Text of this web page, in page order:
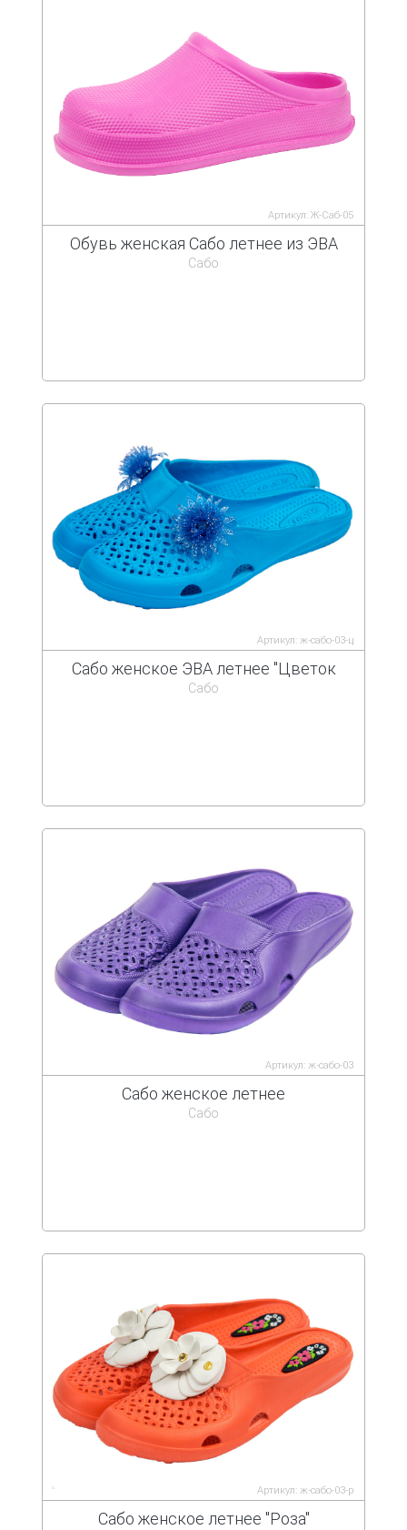
Артикул: Ж-Саб-05
Обувь женская Сабо летнее из ЭВА
Сабо
Артикул: ж-сабо-03-ц
Сабо женское ЭВА летнее "Цветок
Сабо
Артикул: ж-сабо-03
Сабо женское летнее
Сабо
Артикул: ж-сабо-03-р
Сабо женское летнее "Роза"